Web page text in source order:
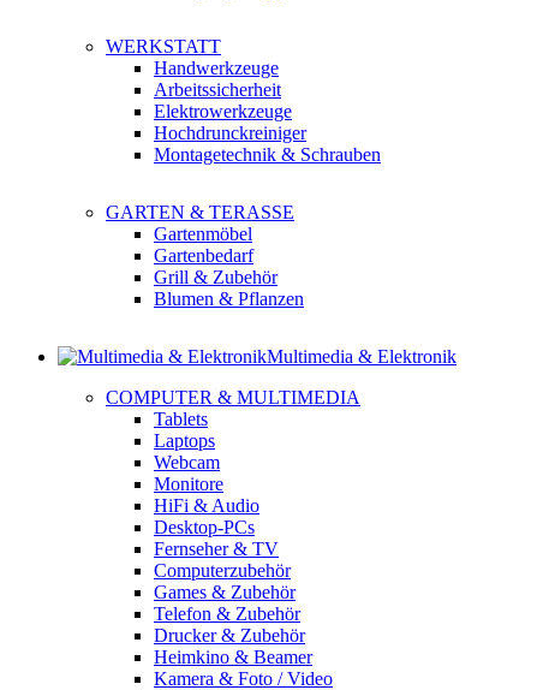
WERKSTATT
Handwerkzeuge
Arbeitssicherheit
Elektrowerkzeuge
Hochdrunckreiniger
Montagetechnik & Schrauben
GARTEN & TERASSE
Gartenmöbel
Gartenbedarf
Grill & Zubehör
Blumen & Pflanzen
Multimedia & Elektronik
COMPUTER & MULTIMEDIA
Tablets
Laptops
Webcam
Monitore
HiFi & Audio
Desktop-PCs
Fernseher & TV
Computerzubehör
Games & Zubehör
Telefon & Zubehör
Drucker & Zubehör
Heimkino & Beamer
Kamera & Foto / Video